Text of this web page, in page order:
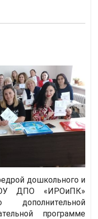
дошкольного и
ДПО «ИРОиПК»
программе